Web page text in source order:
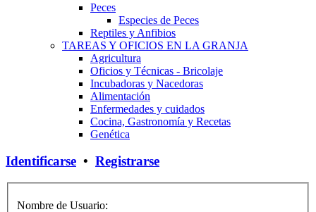
Peces
Especies de Peces
Reptiles y Anfibios
TAREAS Y OFICIOS EN LA GRANJA
Agricultura
Oficios y Técnicas - Bricolaje
Incubadoras y Nacedoras
Alimentación
Enfermedades y cuidados
Cocina, Gastronomía y Recetas
Genética
Identificarse • Registrarse
Nombre de Usuario: